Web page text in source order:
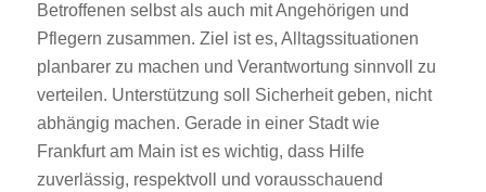
Betroffenen selbst als auch mit Angehörigen und
Pflegern zusammen. Ziel ist es, Alltagssituationen
planbarer zu machen und Verantwortung sinnvoll zu
verteilen. Unterstützung soll Sicherheit geben, nicht
abhängig machen. Gerade in einer Stadt wie
Frankfurt am Main ist es wichtig, dass Hilfe
zuverlässig, respektvoll und vorausschauend